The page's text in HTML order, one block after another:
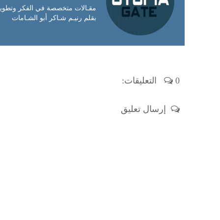
مقـالات متخصصة في الفكر
بقلم رنيـم شـاكر أبو الشـامات
0 التعليقات:
إرسال تعليق